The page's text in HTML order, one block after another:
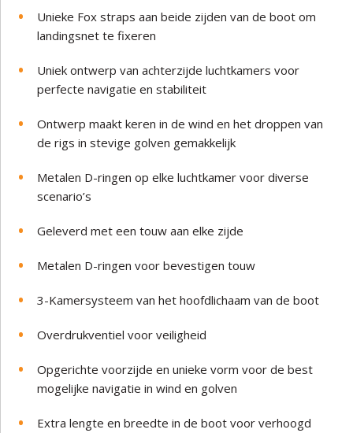
Unieke Fox straps aan beide zijden van de boot om
landingsnet te fixeren
Uniek ontwerp van achterzijde luchtkamers voor
perfecte navigatie en stabiliteit
Ontwerp maakt keren in de wind en het droppen van
de rigs in stevige golven gemakkelijk
Metalen D-ringen op elke luchtkamer voor diverse
scenario’s
Geleverd met een touw aan elke zijde
Metalen D-ringen voor bevestigen touw
3-Kamersysteem van het hoofdlichaam van de boot
Overdrukventiel voor veiligheid
Opgerichte voorzijde en unieke vorm voor de best
mogelijke navigatie in wind en golven
Extra lengte en breedte in de boot voor verhoogd